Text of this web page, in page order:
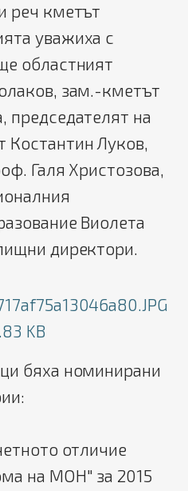
реч кметът
уважиха с
областният
зам.-кметът
председателят на
Костантин Луков,
Галя Христозова,
Виолета
директори.
KB
бяха номинирани
отличие
на МОН" за 2015